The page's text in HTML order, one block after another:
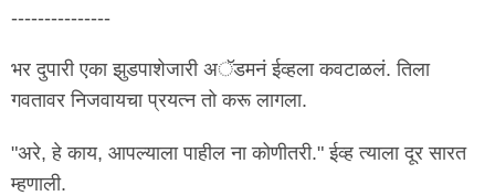
---------------
भर दुपारी एका झुडपाशेजारी अॅडमनं ईव्हला कवटाळलं. तिला
गवतावर निजवायचा प्रयत्न तो करू लागला.
"अरे, हे काय, आपल्याला पाहील ना कोणीतरी." ईव्ह त्याला दूर सारत
म्हणाली.